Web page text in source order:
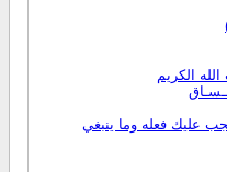
الكريم
عليك فعله وما ينبغي